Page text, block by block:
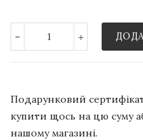
- +
Подарунковий
купити щось на цю суму
нашому магазині.